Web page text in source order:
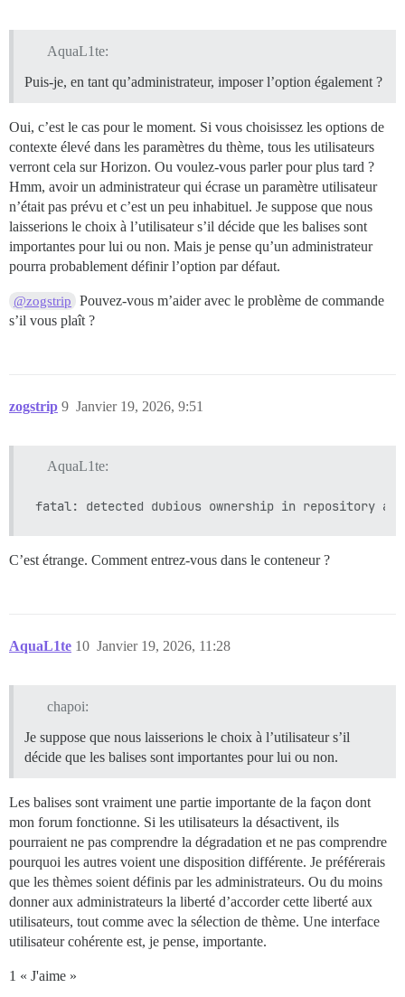
AquaL1te:
Puis-je, en tant qu’administrateur, imposer l’option également ?
Oui, c’est le cas pour le moment. Si vous choisissez les options de
contexte élevé dans les paramètres du thème, tous les utilisateurs
verront cela sur Horizon. Ou voulez-vous parler pour plus tard ?
Hmm, avoir un administrateur qui écrase un paramètre utilisateur
n’était pas prévu et c’est un peu inhabituel. Je suppose que nous
laisserions le choix à l’utilisateur s’il décide que les balises sont
importantes pour lui ou non. Mais je pense qu’un administrateur
pourra probablement définir l’option par défaut.
@zogstrip
Pouvez-vous m’aider avec le problème de commande
s’il vous plaît ?
zogstrip Janvier 19, 2026, 9:51
9
AquaL1te:
C’est étrange. Comment entrez-vous dans le conteneur ?
AquaL1te Janvier 19, 2026, 11:28
10
chapoi:
Je suppose que nous laisserions le choix à l’utilisateur s’il
décide que les balises sont importantes pour lui ou non.
Les balises sont vraiment une partie importante de la façon dont
mon forum fonctionne. Si les utilisateurs la désactivent, ils
pourraient ne pas comprendre la dégradation et ne pas comprendre
pourquoi les autres voient une disposition différente. Je préférerais
que les thèmes soient définis par les administrateurs. Ou du moins
donner aux administrateurs la liberté d’accorder cette liberté aux
utilisateurs, tout comme avec la sélection de thème. Une interface
utilisateur cohérente est, je pense, importante.
1 « J'aime »